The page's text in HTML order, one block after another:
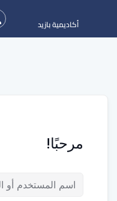
أكاديمية بازيد
مرحبًا!